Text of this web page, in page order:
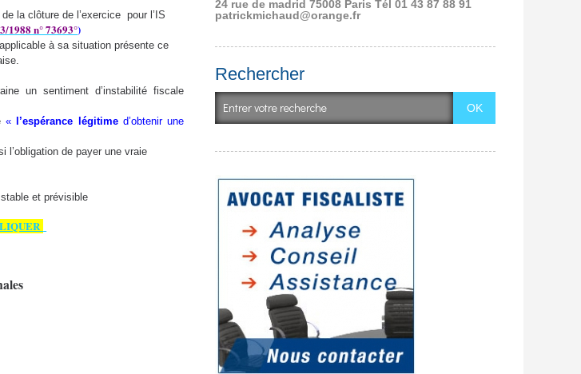
la clôture de l’exercice pour l’IS
1988 n°73693°)
à sa situation présente ce
un sentiment d’instabilité fiscale
« l’espérance légitimed’obtenir une
l’obligation de payer une vraie
et prévisible
24 rue de madrid 75008 ParisTél 01 43 87 88 91
patrickmichaud@orange.fr
Rechercher